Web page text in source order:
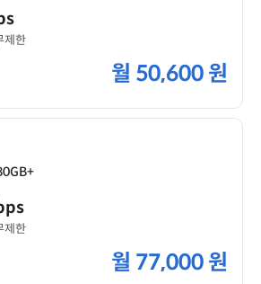
제한
월 50,600 원
제한
월 77,000 원